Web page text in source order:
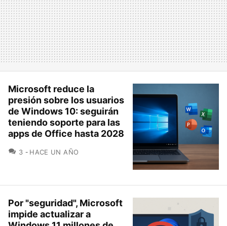
Microsoft reduce la
presión sobre los usuarios
de Windows 10: seguirán
teniendo soporte para las
apps de Office hasta 2028
3 COMENTARIOS
HACE UN AÑO
Por "seguridad", Microsoft
impide actualizar a